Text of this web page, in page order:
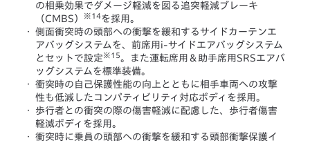
の相乗効果でダメージ軽減を図る追突軽減ブレーキ
（CMBS）
※14 を採用。
・
側面衝突時の頭部への衝撃を緩和するサイドカーテンエ
アバッグシステムを、前席用i-サイドエアバッグシステム
とセットで設定 ※15。また運転席用＆助手席用SRSエアバ
ッグシステムを標準装備。
・
衝突時の自己保護性能の向上とともに相手車両への攻撃
性も低減したコンパティビリティ対応ボディを採用。
・
歩行者との衝突の際の傷害軽減に配慮した、歩行者傷害
軽減ボディを採用。
・
衝突時に乗員の頭部への衝撃を緩和する頭部衝撃保護イ